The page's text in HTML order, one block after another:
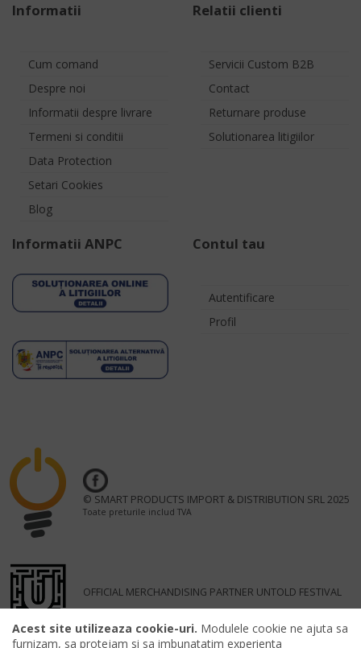
Informatii
Cum comand
Despre noi
Informatii despre livrare
Termeni si conditii
Data Protection
Setari Cookies
Blog
Relatii clienti
Servicii Custom B2B
Contact
Returnare produse
Solutionarea litigiilor
Informatii ANPC Contul tau
Autentificare
Profil
© SMART PRODUCTS IMPORT & DISTRIBUTION SRL 2025
Toate preturile includ TVA
OFFICIAL MERCHANDISING PARTNER UNTOLD FESTIVAL
Acest site utilizeaza cookie-uri. Modulele cookie ne ajuta sa
furnizam, sa protejam si sa imbunatatim experienta